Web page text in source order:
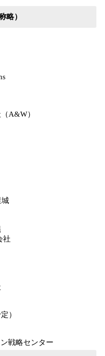
略）
A&W）
城
社
）
戦略センター